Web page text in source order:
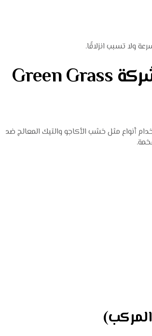
ولا تسبب انزلاقًا.
أنواع مثل خشب الأكاجو والتيك المعالج ضد